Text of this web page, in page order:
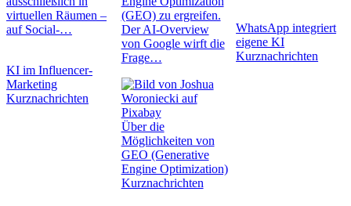
virtuellen Räumen –
auf Social-…
KI im Influencer-
Marketing
Kurznachrichten
(GEO) zu ergreifen.
Der AI-Overview
von Google wirft die
Frage…
Über die
Möglichkeiten von
GEO (Generative
Engine Optimization)
Kurznachrichten
WhatsApp integriert
eigene KI
Kurznachrichten